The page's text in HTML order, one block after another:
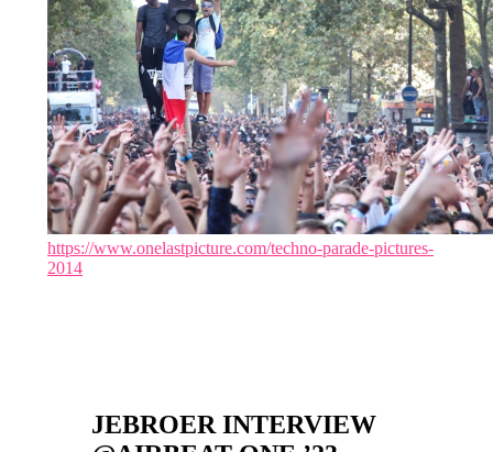
https://www.onelastpicture.com/techno-parade-pictures-
2014
JEBROER INTERVIEW